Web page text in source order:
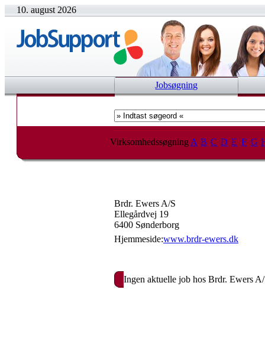
10. august 2026
Jobsøgning
Virksomhedssøgning A B C D E F G
Brdr. Ewers A/S
Ellegårdvej 19
6400 Sønderborg
Hjemmeside:www.brdr-ewers.dk
Ingen aktuelle job hos Brdr. Ewers